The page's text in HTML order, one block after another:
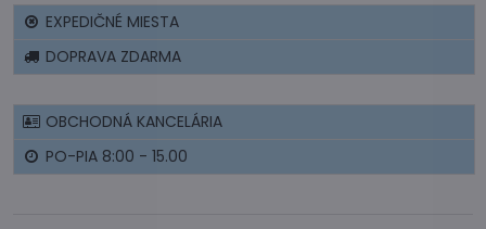
EXPEDIČNÉ MIESTA
DOPRAVA ZDARMA
OBCHODNÁ KANCELÁRIA
PO-PIA 8:00 - 15.00